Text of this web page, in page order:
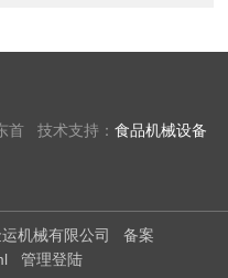
首 技术支持：食品机械设备
机械有限公司 备案
管理登陆